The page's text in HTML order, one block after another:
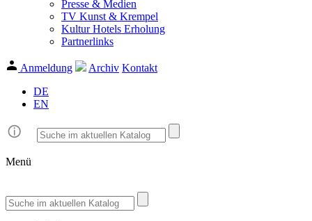
Presse & Medien
TV Kunst & Krempel
Kultur Hotels Erholung
Partnerlinks
Anmeldung Archiv Kontakt
DE
EN
Menü